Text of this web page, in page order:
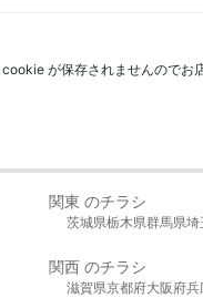
が保存されませんのでお
関東 のチラシ
茨城県栃木県群馬県埼
関西 のチラシ
滋賀県京都府大阪府兵